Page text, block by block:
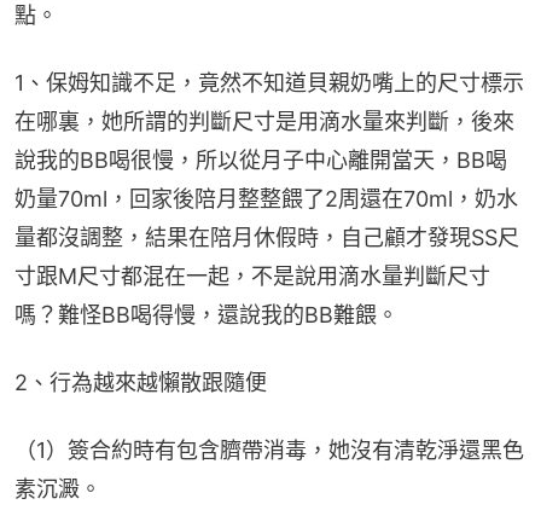
點。
1、保姆知識不足，竟然不知道貝親奶嘴上的尺寸標示
在哪裏，她所謂的判斷尺寸是用滴水量來判斷，後來
說我的BB喝很慢，所以從月子中心離開當天，BB喝
奶量70ml，回家後陪月整整餵了2周還在70ml，奶水
量都沒調整，結果在陪月休假時，自己顧才發現SS尺
寸跟M尺寸都混在一起，不是說用滴水量判斷尺寸
嗎？難怪BB喝得慢，還說我的BB難餵。
2、行為越來越懶散跟隨便
（1）簽合約時有包含臍帶消毒，她沒有清乾淨還黑色
素沉澱。